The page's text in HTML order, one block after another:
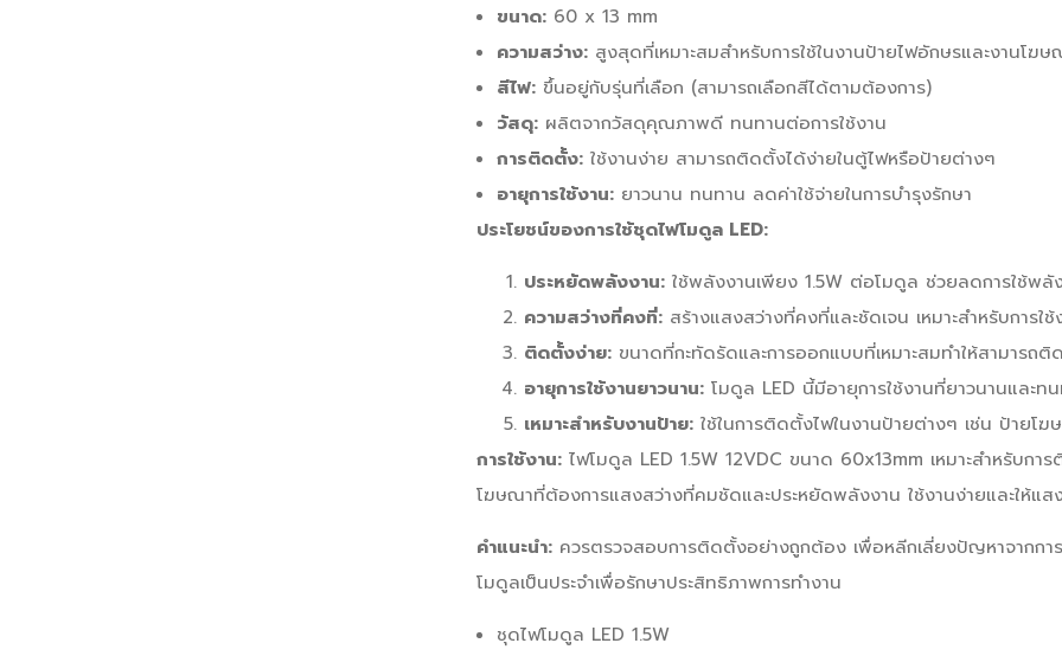
ขนาด: 60 x 13 mm
ความสว่าง: สูงสุดที่เหมาะสมสำหรับการใช้ในงานป้ายไฟอักษรและงานโฆษ
สีไฟ: ขึ้นอยู่กับรุ่นที่เลือก (สามารถเลือกสีได้ตามต้องการ)
วัสดุ: ผลิตจากวัสดุคุณภาพดี ทนทานต่อการใช้งาน
การติดตั้ง: ใช้งานง่าย สามารถติดตั้งได้ง่ายในตู้ไฟหรือป้ายต่างๆ
อายุการใช้งาน: ยาวนาน ทนทาน ลดค่าใช้จ่ายในการบำรุงรักษา
ประโยชน์ของการใช้ชุดไฟโมดูล LED:
ประหยัดพลังงาน: ใช้พลังงานเพียง 1.5W ต่อโมดูล ช่วยลดการใช้พลัง
ความสว่างที่คงที่: สร้างแสงสว่างที่คงที่และชัดเจน เหมาะสำหรับการใ
ติดตั้งง่าย: ขนาดที่กะทัดรัดและการออกแบบที่เหมาะสมทำให้สามารถ
อายุการใช้งานยาวนาน: โมดูล LED นี้มีอายุการใช้งานที่ยาวนานและท
เหมาะสำหรับงานป้าย: ใช้ในการติดตั้งไฟในงานป้ายต่างๆ เช่น ป้าย
การใช้งาน: ไฟโมดูล LED 1.5W 12VDC ขนาด 60x13mm เหมาะสำหรับกา
โฆษณาที่ต้องการแสงสว่างที่คมชัดและประหยัดพลังงาน ใช้งานง่ายและให้แส
คำแนะนำ: ควรตรวจสอบการติดตั้งอย่างถูกต้อง เพื่อหลีกเลี่ยงปัญหาจากก
โมดูลเป็นประจำเพื่อรักษาประสิทธิภาพการทำงาน
ชุดไฟโมดูล LED 1.5W